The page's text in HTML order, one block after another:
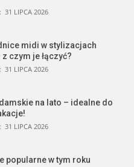
31 LIPCA 2026
midi w stylizacjach
czym je łączyć?
31 LIPCA 2026
na lato – idealne do
31 LIPCA 2026
popularne w tym roku